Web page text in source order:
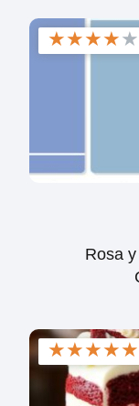
★★★★★
Rosa
★★★★★